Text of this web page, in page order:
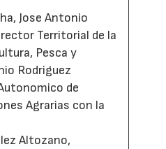
Jose Antonio
Territorial de la
Pesca y
Rodriguez
de
Agrarias con la
Altozano,